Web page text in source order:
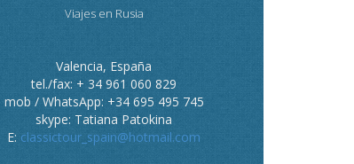
Viajes en Rusia
Valencia, España
tel./fax: + 34 961 060 829
mob / WhatsApp: +34 695 495 745
skype: Tatiana Patokina
E: classictour_spain@hotmail.com